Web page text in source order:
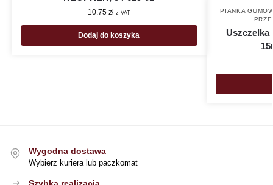
10.75 zł z VAT
Dodaj do koszyka
PIANKA
Uszczelka
Wygodna dostawa
Wybierz kuriera lub paczkomat